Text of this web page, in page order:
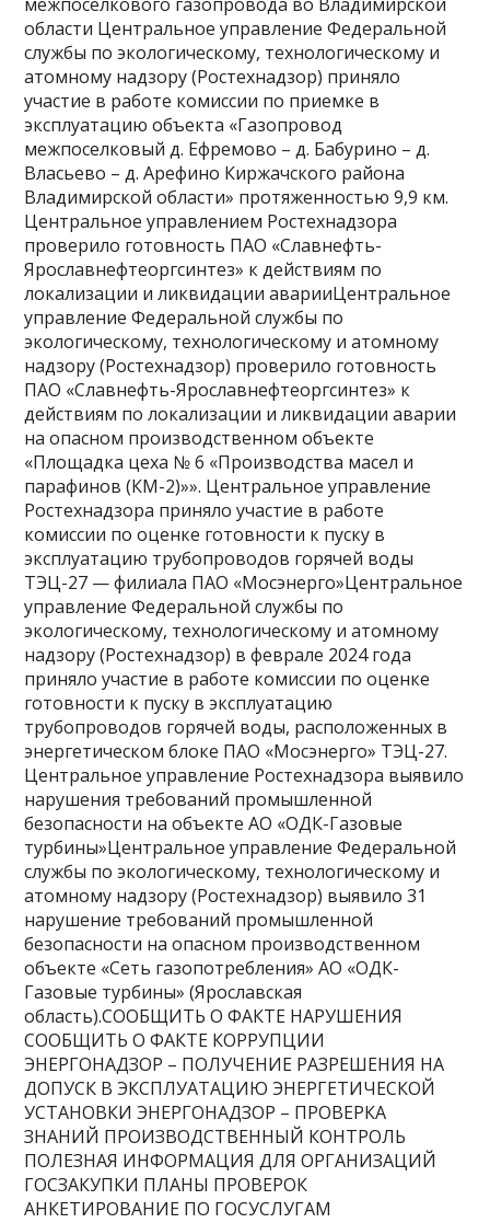
межпоселкового газопровода во Владимирской
области Центральное управление Федеральной
службы по экологическому, технологическому и
атомному надзору (Ростехнадзор) приняло
участие в работе комиссии по приемке в
эксплуатацию объекта «Газопровод
межпоселковый д. Ефремово – д. Бабурино – д.
Власьево – д. Арефино Киржачского района
Владимирской области» протяженностью 9,9 км.
Центральное управлением Ростехнадзора
проверило готовность ПАО «Славнефть-
Ярославнефтеоргсинтез» к действиям по
локализации и ликвидации аварииЦентральное
управление Федеральной службы по
экологическому, технологическому и атомному
надзору (Ростехнадзор) проверило готовность
ПАО «Славнефть-Ярославнефтеоргсинтез» к
действиям по локализации и ликвидации аварии
на опасном производственном объекте
«Площадка цеха № 6 «Производства масел и
парафинов (КМ-2)»». Центральное управление
Ростехнадзора приняло участие в работе
комиссии по оценке готовности к пуску в
эксплуатацию трубопроводов горячей воды
ТЭЦ-27 — филиала ПAO «Мосэнерго»Центральное
управление Федеральной службы по
экологическому, технологическому и атомному
надзору (Ростехнадзор) в феврале 2024 года
приняло участие в работе комиссии по оценке
готовности к пуску в эксплуатацию
трубопроводов горячей воды, расположенных в
энергетическом блоке ПAO «Мосэнерго» ТЭЦ-27.
Центральное управление Ростехнадзора выявило
нарушения требований промышленной
безопасности на объекте АО «ОДК-Газовые
турбины»Центральное управление Федеральной
службы по экологическому, технологическому и
атомному надзору (Ростехнадзор) выявило 31
нарушение требований промышленной
безопасности на опасном производственном
объекте «Сеть газопотребления» АО «ОДК-
Газовые турбины» (Ярославская
область).СООБЩИТЬ О ФАКТЕ НАРУШЕНИЯ
СООБЩИТЬ О ФАКТЕ КОРРУПЦИИ
ЭНЕРГОНАДЗОР – ПОЛУЧЕНИЕ РАЗРЕШЕНИЯ НА
ДОПУСК В ЭКСПЛУАТАЦИЮ ЭНЕРГЕТИЧЕСКОЙ
УСТАНОВКИ ЭНЕРГОНАДЗОР – ПРОВЕРКА
ЗНАНИЙ ПРОИЗВОДСТВЕННЫЙ КОНТРОЛЬ
ПОЛЕЗНАЯ ИНФОРМАЦИЯ ДЛЯ ОРГАНИЗАЦИЙ
ГОСЗАКУПКИ ПЛАНЫ ПРОВЕРОК
АНКЕТИРОВАНИЕ ПО ГОСУСЛУГАМ